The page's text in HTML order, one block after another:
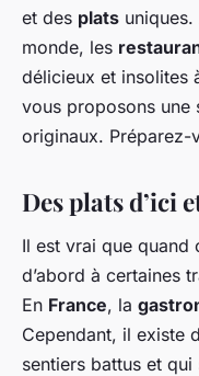
et des plats uniques.
monde, les
délicieux et insolites
vous proposons une
originaux. Préparez-
Des plats d’ici
Il est vrai que quand
d’abord à certaines
En France, la
Cependant, il existe
sentiers battus et